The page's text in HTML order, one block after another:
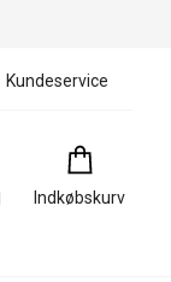
Kundeservice
Indkøbskurv
Indkøbskurv
0
Produkter